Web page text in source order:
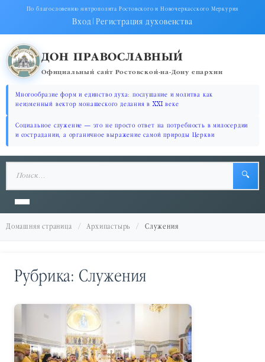
По благословению митрополита Ростовского и Новочеркасского Меркурия
Вход|Регистрация духовенства
ДОН ПРАВОСЛАВНЫЙ
Официальный сайт Ростовской-на-Дону епархии
Многообразие форм и единство духа: послушание и молитва как
неизменный вектор монашеского делания в XXI веке
Социальное служение — это не просто ответ на потребность в милосердии
и сострадании, а органичное выражение самой природы Церкви
🔍
Домашняя страница Архипастырь Служения
Рубрика: Служения